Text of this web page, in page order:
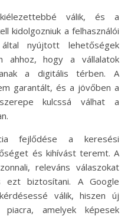
válik, és a
kidolgozniuk a felhasználói
nyújtott lehetőségek
ahhoz, hogy a vállalatok
a digitális térben. A
garantált, és a jövőben a
kulcssá válhat a
fejlődése a keresési
és kihívást teremt. A
releváns válaszokat
biztosítani. A Google
válik, hiszen új
amelyek képesek